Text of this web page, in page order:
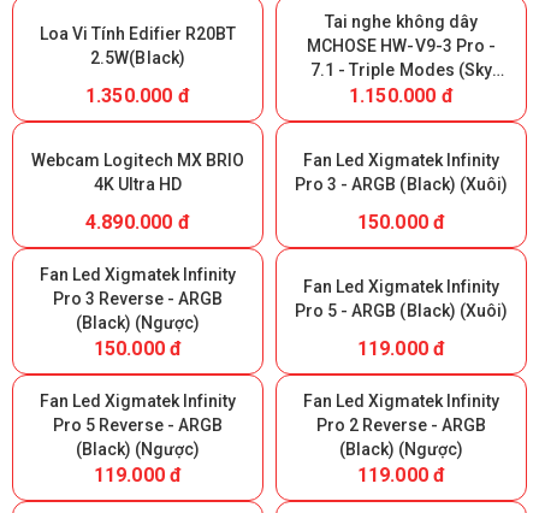
Loa Vi Tính Edifier R20BT
2.5W(Black)
1.350.000 đ
Tai nghe không dây
MCHOSE HW-V9-3 Pro -
7.1 - Triple Modes (Sky
White) (Giữ lại Box để bảo
hành)
1.150.000 đ
Webcam Logitech MX BRIO
4K Ultra HD
4.890.000 đ
Fan Led Xigmatek Infinity
Pro 3 - ARGB (Black) (Xuôi)
150.000 đ
Fan Led Xigmatek Infinity
Pro 3 Reverse - ARGB
(Black) (Ngược)
150.000 đ
Fan Led Xigmatek Infinity
Pro 5 - ARGB (Black) (Xuôi)
119.000 đ
Fan Led Xigmatek Infinity
Pro 5 Reverse - ARGB
(Black) (Ngược)
119.000 đ
Fan Led Xigmatek Infinity
Pro 2 Reverse - ARGB
(Black) (Ngược)
119.000 đ